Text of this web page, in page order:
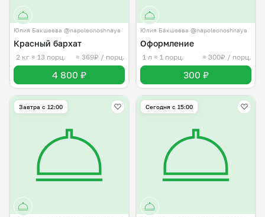
Юлия Бакшеева @napoleonoshnaya
Красный бархат
2 кг ≈ 13 порц. ≈ 369₽ / порц.
4 800 ₽
Юлия Бакшеева @napoleonoshnaya
Оформление
1 л ≈ 1 порц. ≈ 300₽ / порц.
300 ₽
Завтра c 12:00 Сегодня с 15:00